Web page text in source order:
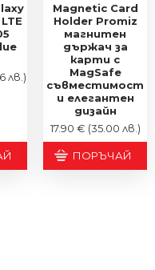
лв.)
Magnetic Card
Holder Promiz
магнитен
държач за
карти с
MagSafe
съвместимост
и елегантен
дизайн
17.90 € (35.00 лв.)
ПОРЪЧАЙ